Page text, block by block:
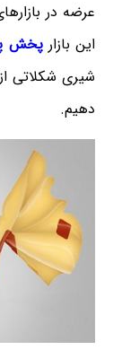
عرضه در
این بازارپخش
شیری شکلاتی
دهیم.